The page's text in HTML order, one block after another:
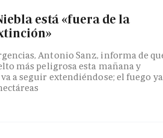
está «fuera de la
Antonio Sanz, informa de
más peligrosa esta mañana y
a seguir extendiéndose; el fuego ya